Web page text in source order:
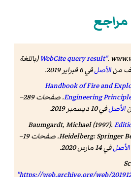
مراجع
.
(باللغة
منالأصلفي 6 فبراير 2019
.
Handbook of Fire and
Engineering
. Elsevier. 2011. صفحات 289–
الأصلفي 10 ديسمبر 2019.
Baumgardt, Michael (1997).
Heidelberg: Springer Berlin Heidelberg. صفحات 19–
الأصلفي 14 مارس 2020.